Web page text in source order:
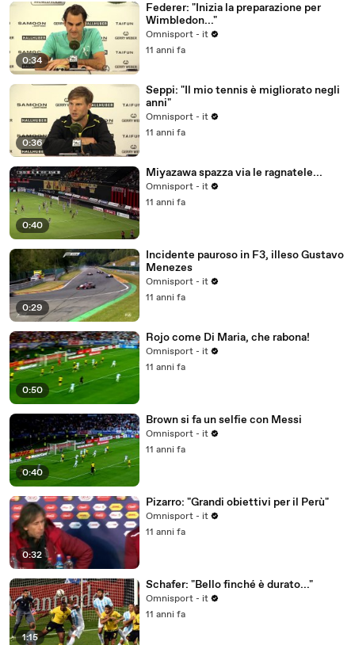
0:34
Federer: "Inizia la preparazione per
Wimbledon..."
Omnisport - it
11 anni fa
0:36
Seppi: "Il mio tennis è migliorato negli
anni"
Omnisport - it
11 anni fa
0:40
Miyazawa spazza via le ragnatele...
Omnisport - it
11 anni fa
0:29
Incidente pauroso in F3, illeso Gustavo
Menezes
Omnisport - it
11 anni fa
0:50
Rojo come Di Maria, che rabona!
Omnisport - it
11 anni fa
0:40
Brown si fa un selfie con Messi
Omnisport - it
11 anni fa
0:32
Pizarro: "Grandi obiettivi per il Perù"
Omnisport - it
11 anni fa
1:15
Schafer: "Bello finché è durato..."
Omnisport - it
11 anni fa